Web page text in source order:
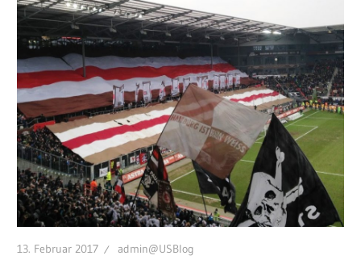
13. Februar 2017 admin@USBlog